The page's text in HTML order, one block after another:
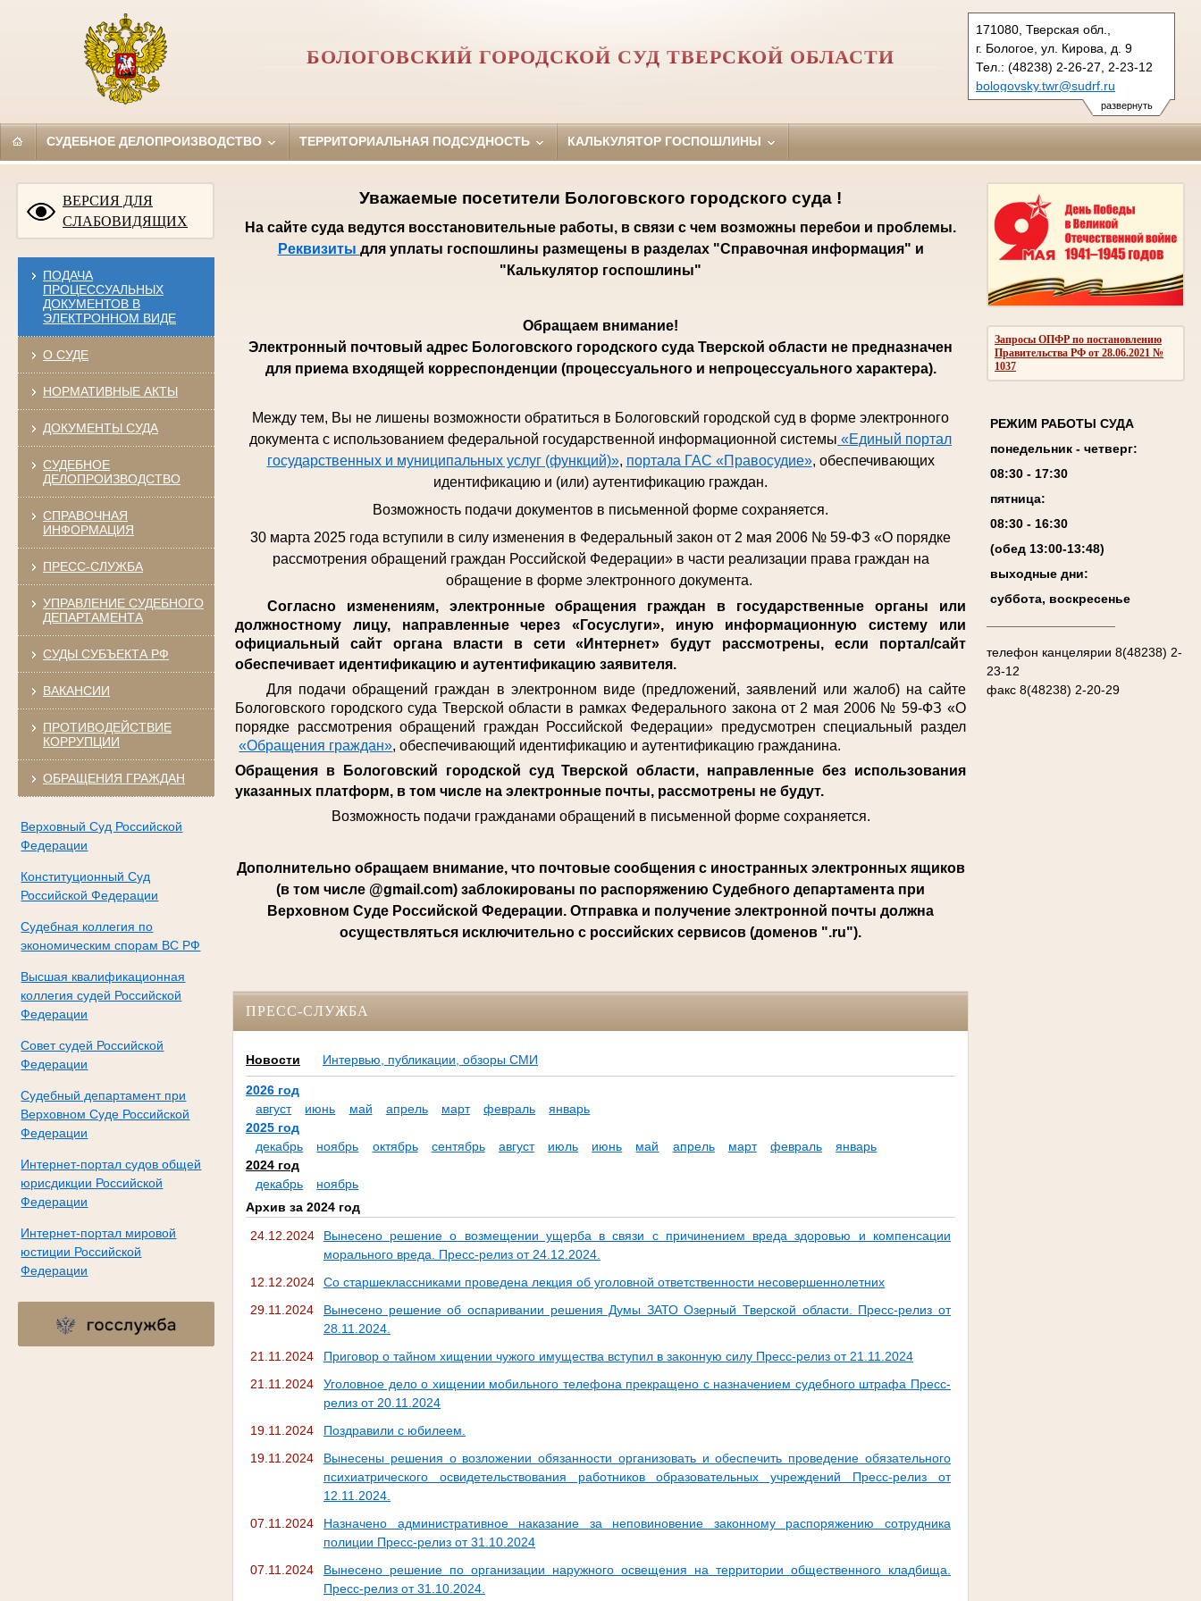
развернуть
171080, Тверская обл.,
г. Бологое, ул. Кирова, д. 9
Тел.: (48238) 2-26-27, 2-23-12
bologovsky.twr@sudrf.ru
БОЛОГОВСКИЙ ГОРОДСКОЙ СУД ТВЕРСКОЙ ОБЛАСТИ
СУДЕБНОЕ ДЕЛОПРОИЗВОДСТВО ТЕРРИТОРИАЛЬНАЯ ПОДСУДНОСТЬ КАЛЬКУЛЯТОР ГОСПОШЛИНЫ
ВЕРСИЯ ДЛЯ
СЛАБОВИДЯЩИХ
ПОДАЧА
ПРОЦЕССУАЛЬНЫХ
ДОКУМЕНТОВ В
ЭЛЕКТРОННОМ ВИДЕ
О СУДЕ
НОРМАТИВНЫЕ АКТЫ
ДОКУМЕНТЫ СУДА
СУДЕБНОЕ
ДЕЛОПРОИЗВОДСТВО
СПРАВОЧНАЯ
ИНФОРМАЦИЯ
ПРЕСС-СЛУЖБА
УПРАВЛЕНИЕ СУДЕБНОГО
ДЕПАРТАМЕНТА
СУДЫ СУБЪЕКТА РФ
ВАКАНСИИ
ПРОТИВОДЕЙСТВИЕ
КОРРУПЦИИ
ОБРАЩЕНИЯ ГРАЖДАН
Верховный Суд Российской
Федерации
Конституционный Суд
Российской Федерации
Судебная коллегия по
экономическим спорам ВС РФ
Высшая квалификационная
коллегия судей Российской
Федерации
Совет судей Российской
Федерации
Судебный департамент при
Верховном Суде Российской
Федерации
Интернет-портал судов общей
юрисдикции Российской
Федерации
Интернет-портал мировой
юстиции Российской
Федерации
Запросы ОПФР по постановлению
Правительства РФ от 28.06.2021 №
1037
РЕЖИМ РАБОТЫ СУДА
понедельник - четверг:
08:30 - 17:30
пятница:
08:30 - 16:30
(обед 13:00-13:48)
выходные дни:
суббота, воскресенье
телефон канцелярии 8(48238) 2-
23-12
факс 8(48238) 2-20-29
Уважаемые посетители Бологовского городского суда !
На сайте суда ведутся восстановительные работы, в связи с чем возможны перебои и проблемы.
Реквизиты для уплаты госпошлины размещены в разделах "Справочная информация" и
"Калькулятор госпошлины"
Обращаем внимание!
Электронный почтовый адрес Бологовского городского суда Тверской области не предназначен
для приема входящей корреспонденции (процессуального и непроцессуального характера).
Между тем, Вы не лишены возможности обратиться в Бологовский городской суд в форме электронного
документа с использованием федеральной государственной информационной системы «Единый портал
государственных и муниципальных услуг (функций)», портала ГАС «Правосудие», обеспечивающих
идентификацию и (или) аутентификацию граждан.
Возможность подачи документов в письменной форме сохраняется.
30 марта 2025 года вступили в силу изменения в Федеральный закон от 2 мая 2006 № 59-ФЗ «О порядке
рассмотрения обращений граждан Российской Федерации» в части реализации права граждан на
обращение в форме электронного документа.
Согласно изменениям, электронные обращения граждан в государственные органы или
должностному лицу, направленные через «Госуслуги», иную информационную систему или
официальный сайт органа власти в сети «Интернет» будут рассмотрены, если портал/сайт
обеспечивает идентификацию и аутентификацию заявителя.
Для подачи обращений граждан в электронном виде (предложений, заявлений или жалоб) на сайте
Бологовского городского суда Тверской области в рамках Федерального закона от 2 мая 2006 № 59-ФЗ «О
порядке рассмотрения обращений граждан Российской Федерации» предусмотрен специальный раздел
«Обращения граждан», обеспечивающий идентификацию и аутентификацию гражданина.
Обращения в Бологовский городской суд Тверской области, направленные без использования
указанных платформ, в том числе на электронные почты, рассмотрены не будут.
Возможность подачи гражданами обращений в письменной форме сохраняется.
Дополнительно обращаем внимание, что почтовые сообщения с иностранных электронных ящиков
(в том числе @gmail.com) заблокированы по распоряжению Судебного департамента при
Верховном Суде Российской Федерации. Отправка и получение электронной почты должна
осуществляться исключительно с российских сервисов (доменов ".ru").
ПРЕСС-СЛУЖБА
Новости Интервью, публикации, обзоры СМИ
2026 год
август
июнь май апрель март февраль
январь
2025 год
декабрь
ноябрь октябрь сентябрь август июль июнь май апрель март февраль
январь
2024 год
декабрь
ноябрь
Архив за 2024 год
24.12.2024
Вынесено решение о возмещении ущерба в связи с причинением вреда здоровью и компенсации
морального вреда. Пресс-релиз от 24.12.2024.
12.12.2024
Со старшеклассниками проведена лекция об уголовной ответственности несовершеннолетних
29.11.2024
Вынесено решение об оспаривании решения Думы ЗАТО Озерный Тверской области. Пресс-релиз от
28.11.2024.
21.11.2024
Приговор о тайном хищении чужого имущества вступил в законную силу Пресс-релиз от 21.11.2024
21.11.2024
Уголовное дело о хищении мобильного телефона прекращено с назначением судебного штрафа Пресс-
релиз от 20.11.2024
19.11.2024
Поздравили с юбилеем.
19.11.2024
Вынесены решения о возложении обязанности организовать и обеспечить проведение обязательного
психиатрического освидетельствования работников образовательных учреждений Пресс-релиз от
12.11.2024.
07.11.2024
Назначено административное наказание за неповиновение законному распоряжению сотрудника
полиции Пресс-релиз от 31.10.2024
07.11.2024
Вынесено решение по организации наружного освещения на территории общественного кладбища.
Пресс-релиз от 31.10.2024.